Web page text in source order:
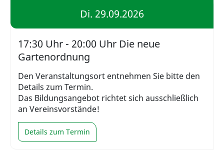
Di. 29.09.2026
17:30 Uhr - 20:00 Uhr Die neue
Gartenordnung
Den Veranstaltungsort entnehmen Sie bitte den
Details zum Termin.
Das Bildungsangebot richtet sich ausschließlich
an Vereinsvorstände!
Details zum Termin